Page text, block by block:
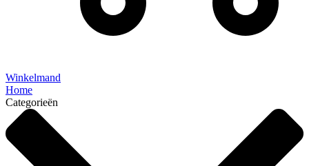
Winkelmand
Home
Categorieën